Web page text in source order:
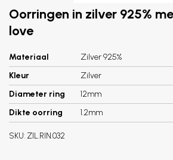
Oorringen in zilver 925%
love
Materiaal
Zilver 925%
Kleur
Zilver
Diameter ring
12mm
Dikte oorring
1.2mm
SKU: ZIL.RIN.032